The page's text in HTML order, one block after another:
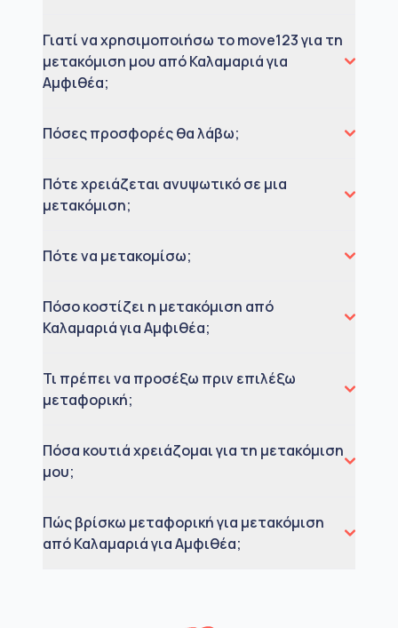
Γιατί να χρησιμοποιήσω το move123 για τη
μετακόμιση μου από Καλαμαριά για
Αμφιθέα;
Πόσες προσφορές θα λάβω;
Πότε χρειάζεται ανυψωτικό σε μια
μετακόμιση;
Πότε να μετακομίσω;
Πόσο κοστίζει η μετακόμιση από
Καλαμαριά για Αμφιθέα;
Τι πρέπει να προσέξω πριν επιλέξω
μεταφορική;
Πόσα κουτιά χρειάζομαι για τη μετακόμιση
μου;
Πώς βρίσκω μεταφορική για μετακόμιση
από Καλαμαριά για Αμφιθέα;